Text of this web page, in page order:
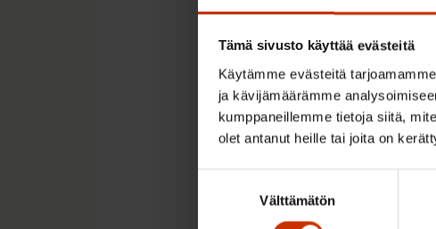
Tämä sivusto käyttää evästeitä
Käytämme evästeitä
ja kävijämäärämme
kumppaneillemme tietoja siitä,
olet antanut heille tai joita on
Välttämätön
Jo edellisessä
huomattavia vaikutuksia
ympäristöministeriöltä
poikkeusluvat siirtyivät